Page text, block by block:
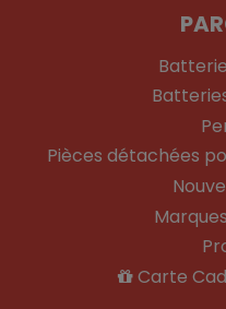
Pièces détachées
Carte